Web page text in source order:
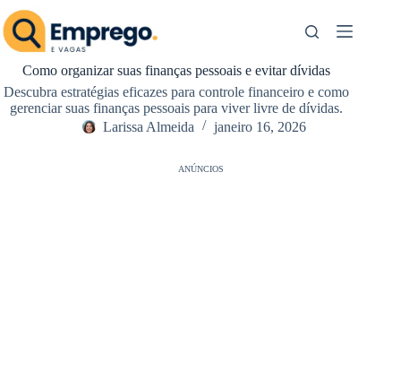
Pular
para
o
conteúdo
Como organizar suas finanças pessoais e evitar dívidas
Descubra estratégias eficazes para controle financeiro e como
gerenciar suas finanças pessoais para viver livre de dívidas.
Larissa Almeida
janeiro 16, 2026
ANÚNCIOS